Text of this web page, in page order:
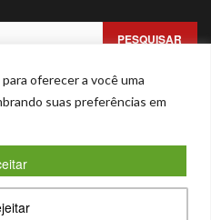
oferecer a você uma
suas preferências em
Contato
Youtube
reservados. - CNPJ –